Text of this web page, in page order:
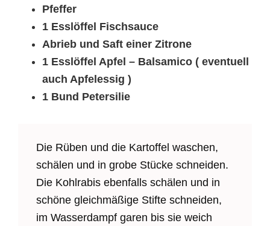
Pfeffer
1 Esslöffel Fischsauce
Abrieb und Saft einer Zitrone
1 Esslöffel Apfel – Balsamico ( eventuell
auch Apfelessig )
1 Bund Petersilie
Die Rüben und die Kartoffel waschen,
schälen und in grobe Stücke schneiden.
Die Kohlrabis ebenfalls schälen und in
schöne gleichmäßige Stifte schneiden,
im Wasserdampf garen bis sie weich